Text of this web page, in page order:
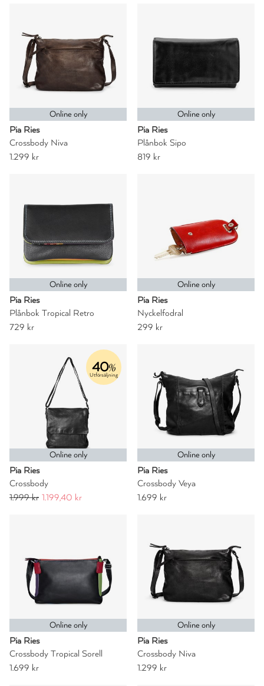
Online only
Pia Ries
Crossbody Niva
1.299 kr
Online only
Pia Ries
Plånbok Sipo
819 kr
Online only
Pia Ries
Plånbok Tropical Retro
729 kr
Online only
Pia Ries
Nyckelfodral
299 kr
40%
Utförsäljning
Online only
Pia Ries
Crossbody
1.999 kr 1.199,40 kr
Online only
Pia Ries
Crossbody Veya
1.699 kr
Online only
Pia Ries
Crossbody Tropical Sorell
1.699 kr
Online only
Pia Ries
Crossbody Niva
1.299 kr